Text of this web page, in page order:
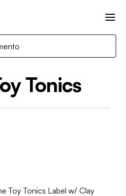
Tonics
Toy Tonics Label w/ Clay